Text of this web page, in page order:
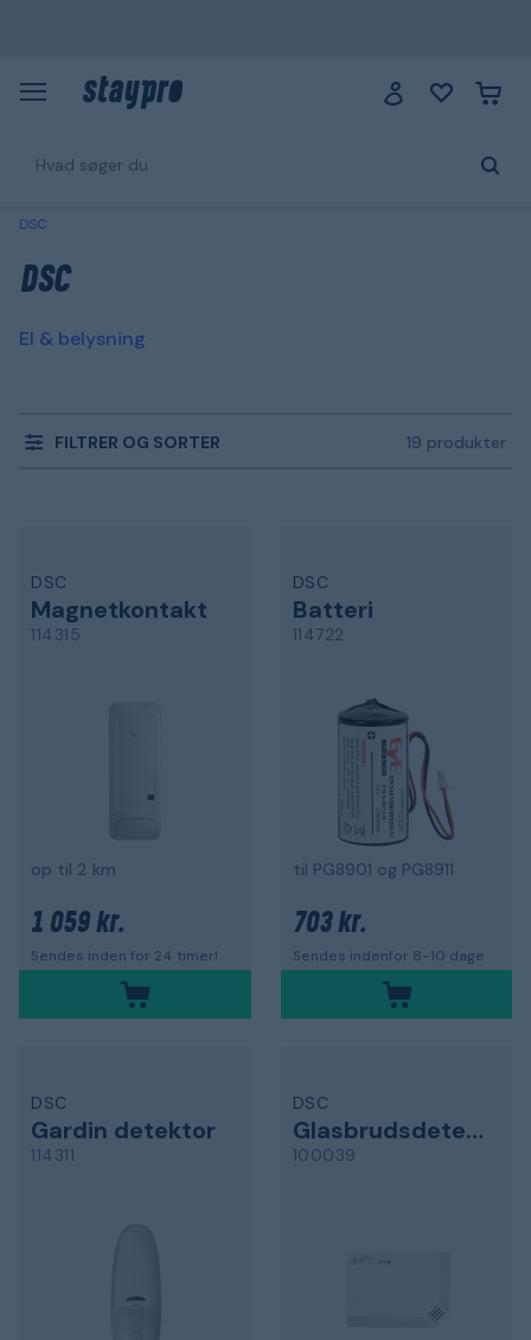
DSC
DSC
El & belysning
FILTRER OG SORTER 19 produkter
DSC
Magnetkontakt
114315
op til 2 km
1 059 kr.
Sendes inden for 24 timer!
DSC
Batteri
114722
til PG8901 og PG8911
703 kr.
Sendes indenfor 8-10 dage
DSC
Gardin detektor
114311
DSC
Glasbrudsdetektor
100039